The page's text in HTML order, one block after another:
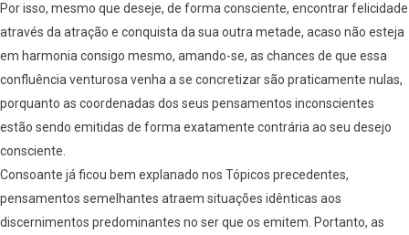
Por isso, mesmo que deseje, de forma consciente, encontrar felicidade
através da atração e conquista da sua outra metade, acaso não esteja
em harmonia consigo mesmo, amando-se, as chances de que essa
confluência venturosa venha a se concretizar são praticamente nulas,
porquanto as coordenadas dos seus pensamentos inconscientes
estão sendo emitidas de forma exatamente contrária ao seu desejo
consciente.
Consoante já ficou bem explanado nos Tópicos precedentes,
pensamentos semelhantes atraem situações idênticas aos
discernimentos predominantes no ser que os emitem. Portanto, as